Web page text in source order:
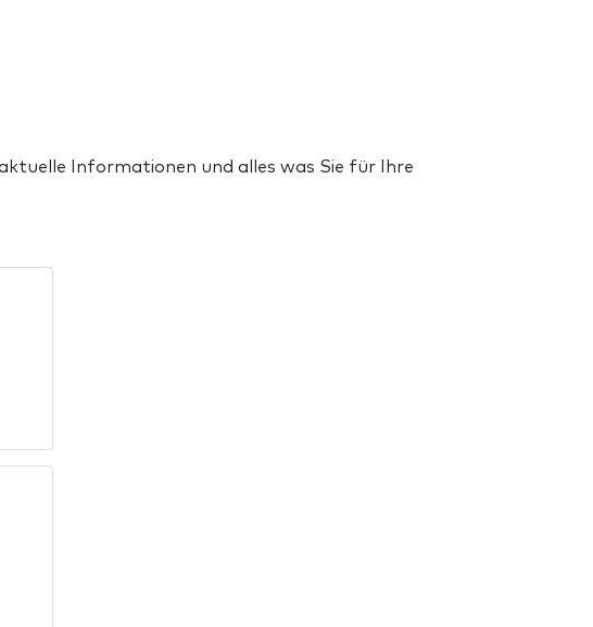
Informationen und alles was Sie für Ihre